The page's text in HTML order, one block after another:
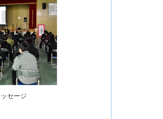
セージ